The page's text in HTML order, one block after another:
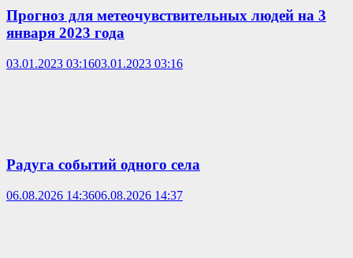
Прогноз для метеочувствительных людей на 3
января 2023 года
03.01.2023 03:1603.01.2023 03:16
Радуга событий одного села
06.08.2026 14:3606.08.2026 14:37